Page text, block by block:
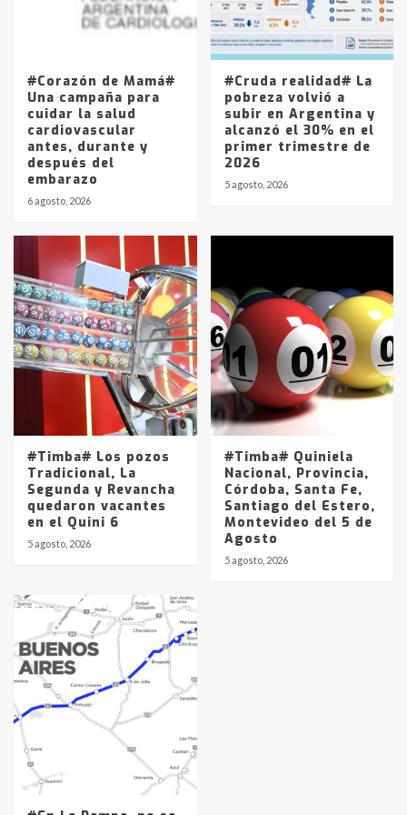
Los precios de los combustibles en
La Pampa, desde YPF hasta Axion
entre 857 a 1338 pesos
#Corazón de Mamá#
Una campaña para
cuidar la salud
cardiovascular
antes, durante y
después del
embarazo
6 agosto, 2026
#Cruda realidad# La
pobreza volvió a
subir en Argentina y
alcanzó el 30% en el
primer trimestre de
2026
5 agosto, 2026
#Timba# Los pozos
Tradicional, La
Segunda y Revancha
quedaron vacantes
en el Quini 6
5 agosto, 2026
#Timba# Quiniela
Nacional, Provincia,
Córdoba, Santa Fe,
Santiago del Estero,
Montevideo del 5 de
Agosto
5 agosto, 2026